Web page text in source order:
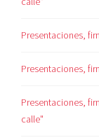
Presentaciones,
Presentaciones,
Presentaciones,
calle"